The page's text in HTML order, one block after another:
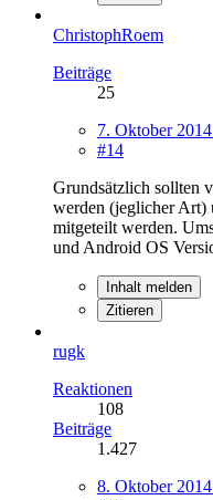
ChristophRoem
Beiträge
25
7. Oktober
#14
Grundsätzlich sollten
werden (jeglicher Art)
mitgeteilt werden.
und Android OS
Inhalt melden
Zitieren
rugk
Reaktionen
108
Beiträge
1.427
8. Oktober